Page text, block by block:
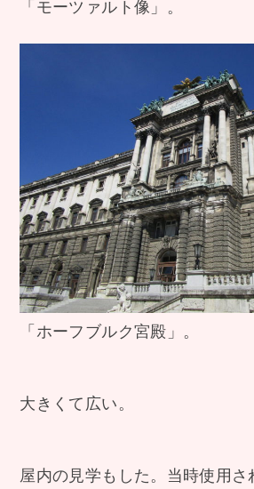
「モーツァルト像」。
「ホーフブルク宮殿」。
大きくて広い。
屋内の見学もした。当時使用さ